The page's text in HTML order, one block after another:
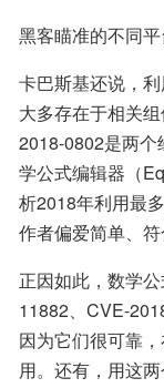
黑客瞄准的不同
卡巴斯基还说，
大多存在于相关
2018-0802是两
学公式编辑器（
析2018年利用最
作者偏爱简单、
正因如此，数学
11882、CVE-
因为它们很可靠
用。还有，用这